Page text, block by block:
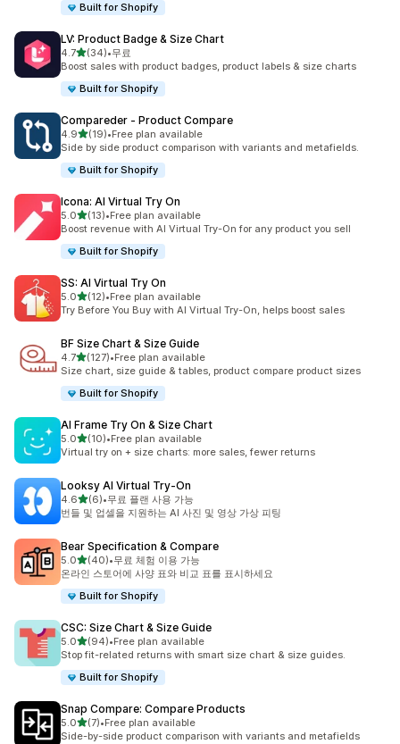
Built for Shopify
LV: Product Badge & Size Chart
4.7별 5개 중
(34)
총 리뷰 34개
•무료
Boost sales with product badges, product labels & size charts
Built for Shopify
Compareder ‑ Product Compare
4.9별 5개 중
(19)
총 리뷰 19개
•Free plan available
Side by side product comparison with variants and metafields.
Built for Shopify
Icona: AI Virtual Try On
5.0별 5개 중
(13)
총 리뷰 13개
•Free plan available
Boost revenue with AI Virtual Try-On for any product you sell
Built for Shopify
SS: AI Virtual Try On
5.0별 5개 중
(12)
총 리뷰 12개
•Free plan available
Try Before You Buy with AI Virtual Try-On, helps boost sales
BF Size Chart & Size Guide
4.7별 5개 중
(127)
총 리뷰 127개
•Free plan available
Size chart, size guide & tables, product compare product sizes
Built for Shopify
AI Frame Try On & Size Chart
5.0별 5개 중
(10)
총 리뷰 10개
•Free plan available
Virtual try on + size charts: more sales, fewer returns
Looksy AI Virtual Try‑On
4.6별 5개 중
(6)
총 리뷰 6개
•무료 플랜 사용 가능
번들 및 업셀을 지원하는 AI 사진 및 영상 가상 피팅
Bear Specification & Compare
5.0별 5개 중
(40)
총 리뷰 40개
•무료 체험 이용 가능
온라인 스토어에 사양 표와 비교 표를 표시하세요
Built for Shopify
CSC: Size Chart & Size Guide
5.0별 5개 중
(94)
총 리뷰 94개
•Free plan available
Stop fit-related returns with smart size chart & size guides.
Built for Shopify
Snap Compare: Compare Products
5.0별 5개 중
(7)
총 리뷰 7개
•Free plan available
Side-by-side product comparison with variants and metafields